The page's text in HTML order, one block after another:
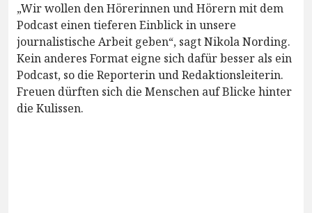
„Wir wollen den Hörerinnen und Hörern mit dem
Podcast einen tieferen Einblick in unsere
journalistische Arbeit geben“, sagt Nikola Nording.
Kein anderes Format eigne sich dafür besser als ein
Podcast, so die Reporterin und Redaktionsleiterin.
Freuen dürften sich die Menschen auf Blicke hinter
die Kulissen.